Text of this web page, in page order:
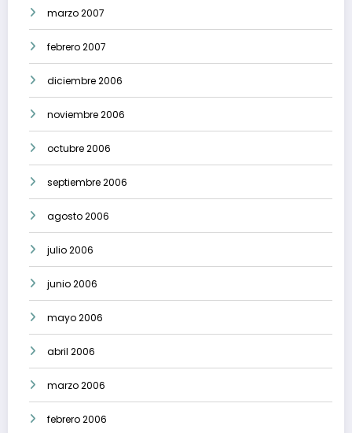
marzo 2007
febrero 2007
diciembre 2006
noviembre 2006
octubre 2006
septiembre 2006
agosto 2006
julio 2006
junio 2006
mayo 2006
abril 2006
marzo 2006
febrero 2006